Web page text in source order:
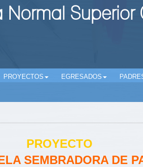
Normal Superior
PROYECTOS EGRESADOS
PROYECTO
SEMBRADORA DE